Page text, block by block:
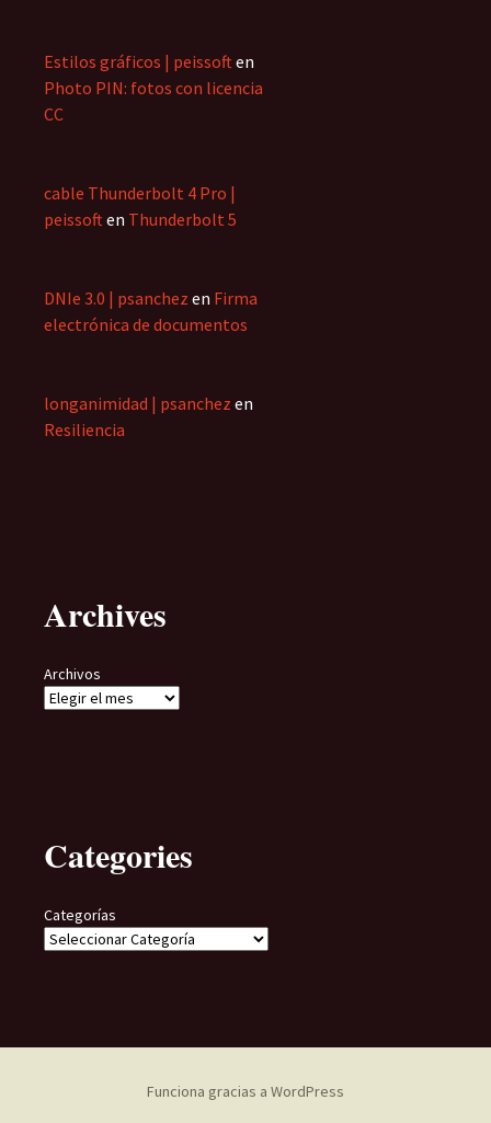
Estilos gráficos | peissoften
Photo PIN: fotos con licencia
CC
cable Thunderbolt 4 Pro |
peissoften Thunderbolt 5
DNIe 3.0 | psanchez en Firma
electrónica de documentos
longanimidad | psanchez en
Resiliencia
Archives
Archivos
Categories
Categorías
Funciona gracias a WordPress